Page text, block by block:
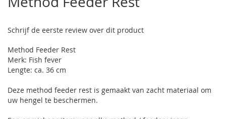
begin
de
gallerij
Schrijf de eerste review over dit product
Method Feeder Rest
Merk: Fish fever
Lengte: ca. 36 cm
Deze method feeder rest is gemaakt van zacht materiaal om
uw hengel te beschermen.